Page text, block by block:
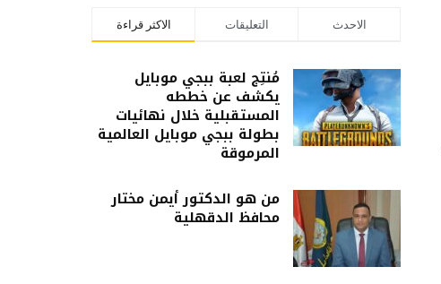
الاكثر قراءة التعليقات الاحدث
مُنتِج لعبة ببجي موبايل
يكشف عن خططه
المستقبلية خلال نهائيات
بطولة ببجي موبايل العالمية
المرموقة
من هو الدكتور أيمن مختار
محافظ الدقهلية